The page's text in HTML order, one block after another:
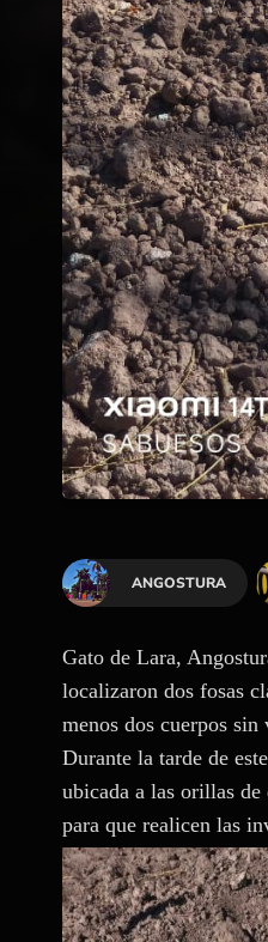
ANGOSTURA
Gato de Lara,
localizaron dos fosas
menos dos cuerpos sin
Durante la tarde de
ubicada a las orillas
para que realicen las